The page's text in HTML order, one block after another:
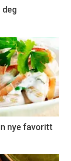
deg
nye favoritt